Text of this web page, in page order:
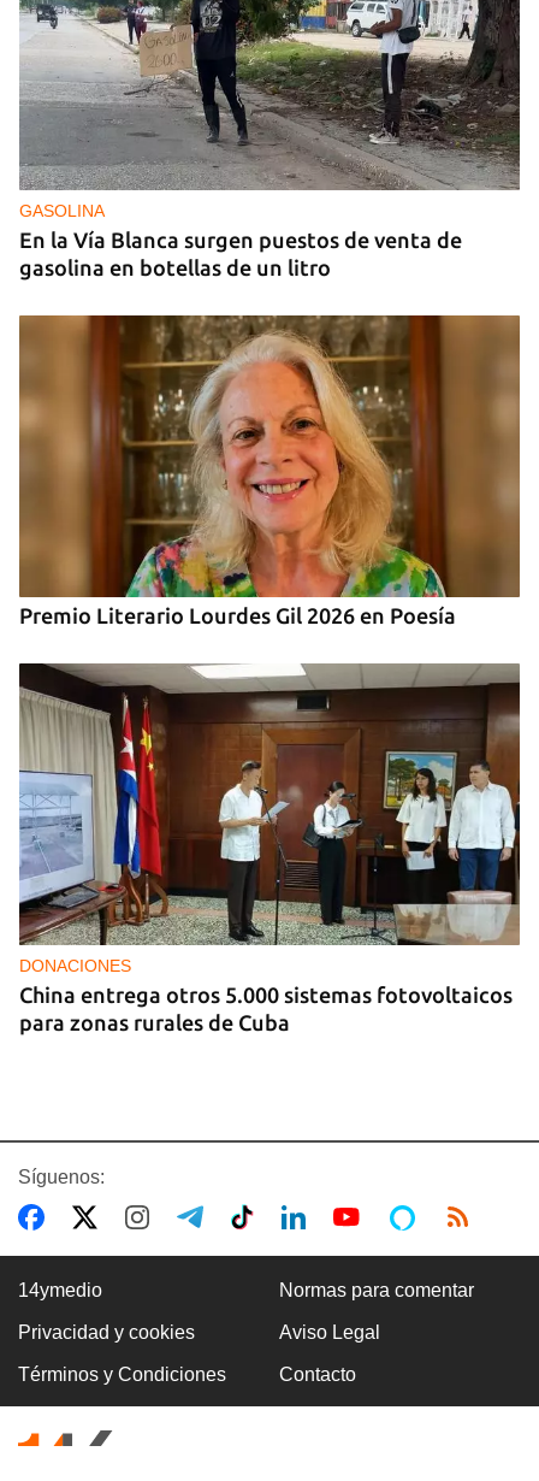
GUERRA
Ucrania ataca otro centro logístico del Amazon
ruso, esta vez en los Urales
GASOLINA
En la Vía Blanca surgen puestos de venta de
gasolina en botellas de un litro
Premio Literario Lourdes Gil 2026 en Poesía
DONACIONES
China entrega otros 5.000 sistemas fotovoltaicos
para zonas rurales de Cuba
BOXEO
El boxeo masculino cubano se quedó sin títulos
en Santo Domingo
Síguenos:
14ymedio Normas para comentar
Privacidad y cookies Aviso Legal
Términos y Condiciones Contacto